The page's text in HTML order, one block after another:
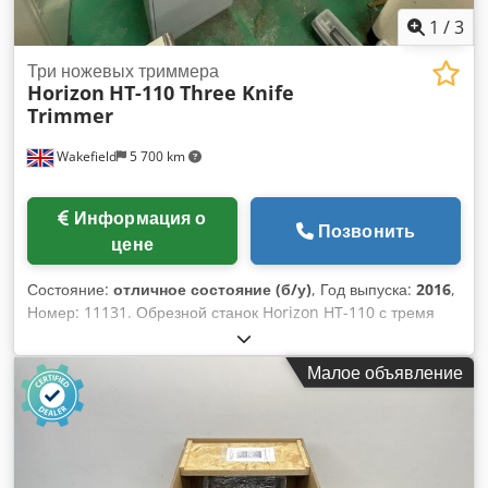
1 /3
Wakefield 5 700 km
Три ножевых триммера
Horizon HT-110 Three Knife
Trimmer
цене
Позвонить
Состояние: отличное состояние (б/у), Год выпуска: 2016,
Номер: 11131. Обрезной станок Horizon HT-110 с тремя
ножами, 2016 год выпуска. Dodpfxjzq D Iqj An Hjck
Отличное состояние! Обрезано всего 196 000 книг!
Обрезной станок, работающий в потоке или автономно, с
производительностью до 4000 книг в час. Особенности:
Станок прост в управлении, все необходимые настройки
выполняются через сенсорный экран с интуитивно
понятными иконками. Может работать со скоростью до
Малое объявление